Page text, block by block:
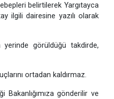
belirtilerek Yargıtayca
ilgili dairesine yazılı olarak
görüldüğü takdirde,
ortadan kaldırmaz.
Bakanlığımıza gönderilir ve